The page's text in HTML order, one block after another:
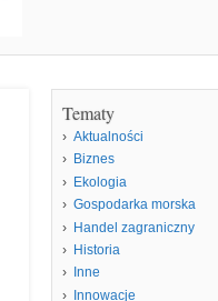
Tematy
Aktualności
Biznes
Ekologia
Gospodarka morska
Handel zagraniczny
Historia
Inne
Innowacje